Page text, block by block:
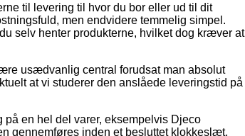
til levering til hvor du bor eller ud til dit
men endvidere temmelig simpel.
selv henter produkterne, hvilket dog kræver at
usædvanlig central forudsat man absolut
at vi studerer den anslåede leveringstid på
på en hel del varer, eksempelvis Djeco
gennemføres inden et besluttet klokkeslæt,